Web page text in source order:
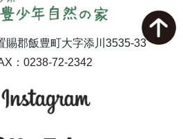
郡飯豊町大字添川3535-33
：0238-72-2342